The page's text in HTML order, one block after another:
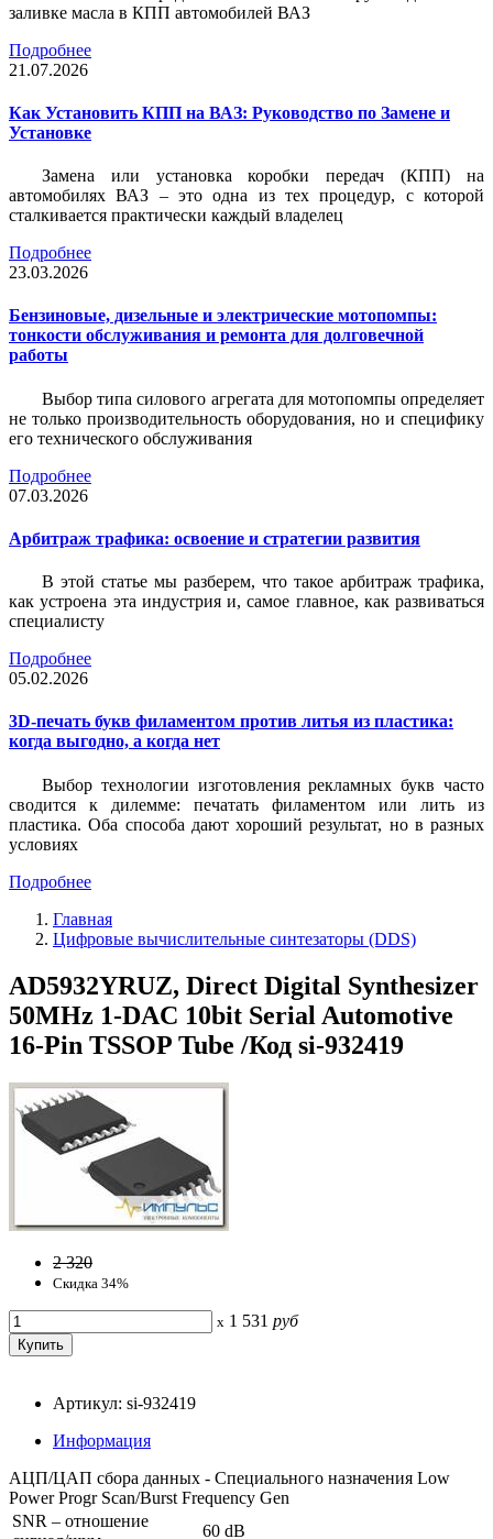
заливке масла в КПП автомобилей ВАЗ
Подробнее
21.07.2026
Как Установить КПП на ВАЗ: Руководство по Замене и
Установке
Замена или установка коробки передач (КПП) на
автомобилях ВАЗ – это одна из тех процедур, с которой
сталкивается практически каждый владелец
Подробнее
23.03.2026
Бензиновые, дизельные и электрические мотопомпы:
тонкости обслуживания и ремонта для долговечной
работы
Выбор типа силового агрегата для мотопомпы определяет
не только производительность оборудования, но и специфику
его технического обслуживания
Подробнее
07.03.2026
Арбитраж трафика: освоение и стратегии развития
В этой статье мы разберем, что такое арбитраж трафика,
как устроена эта индустрия и, самое главное, как развиваться
специалисту
Подробнее
05.02.2026
3D-печать букв филаментом против литья из пластика:
когда выгодно, а когда нет
Выбор технологии изготовления рекламных букв часто
сводится к дилемме: печатать филаментом или лить из
пластика. Оба способа дают хороший результат, но в разных
условиях
Подробнее
Главная
Цифровые вычислительные синтезаторы (DDS)
AD5932YRUZ, Direct Digital Synthesizer
50MHz 1-DAC 10bit Serial Automotive
16-Pin TSSOP Tube /Код si-932419
2 320
Скидка 34%
x 1 531 руб
Артикул: si-932419
Информация
АЦП/ЦАП сбора данных - Специального назначения Low
Power Progr Scan/Burst Frequency Gen
SNR – отношение
60 dB